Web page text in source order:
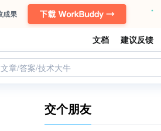
文档 建议反馈
文章/答案/技术大牛
交个朋友